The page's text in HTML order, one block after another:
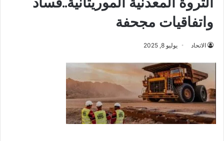
واتفاقيات مجحفة
الاتحاد يوليو 8, 2025